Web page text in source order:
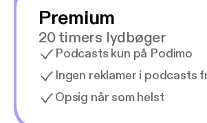
Premium
20 timers lydbøger
Podcasts kun på Podimo
Ingen reklamer i podcasts
Opsig når som helst